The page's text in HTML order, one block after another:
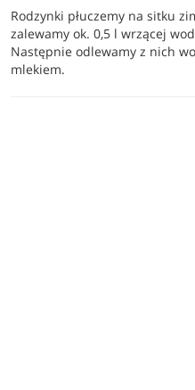
Rodzynki płuczemy na sitku
zalewamy ok. 0,5 l wrzącej
Następnie odlewamy z nich
mlekiem.